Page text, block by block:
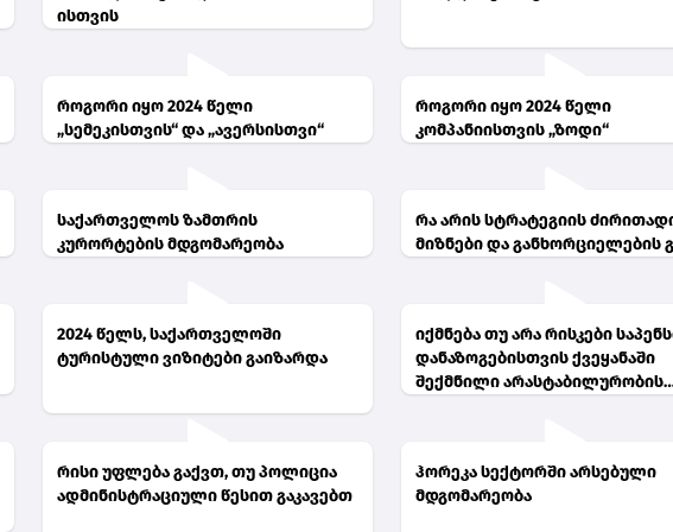
ისთვის
როგორი იყო 2024 წელი
„სემეკისთვის“ და „ავერსისთვი“
როგორი იყო 2024 წელი
კომპანიისთვის „ზოდი“
საქართველოს ზამთრის
კურორტების მდგომარეობა
რა არის სტრატეგიის
მიზნები და განხორციელების
2024 წელს, საქართველოში
ტურისტული ვიზიტები გაიზარდა
იქმნება თუ არა რისკები
დანაზოგებისთვის ქვეყანაში
შექმნილი არასტაბილურობის
რისი უფლება გაქვთ, თუ პოლიცია
ადმინისტრაციული წესით გაკავებთ
ჰორეკა სექტორში არსებული
მდგომარეობა